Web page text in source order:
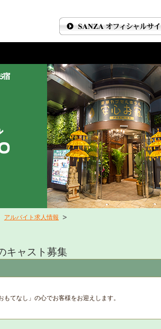
アルバイト求人情報
キャスト募集
てなし」の心でお客様をお迎えします。